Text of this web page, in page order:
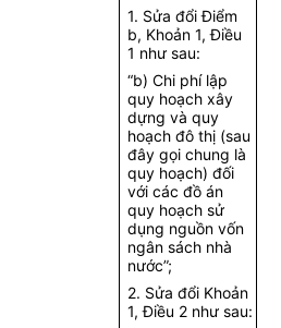
1. Sửa đổi Điểm
b, Khoản 1, Điều
1 như sau:
“b) Chi phí lập
quy hoạch xây
dựng và quy
hoạch đô thị (sau
đây gọi chung là
quy hoạch) đối
với các đồ án
quy hoạch sử
dụng nguồn vốn
ngân sách nhà
nước”;
2. Sửa đổi Khoản
1, Điều 2 như sau: